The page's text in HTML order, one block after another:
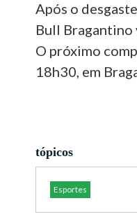
Após o
Bull Bragantino
O próximo
18h30, em
tópicos
Esportes